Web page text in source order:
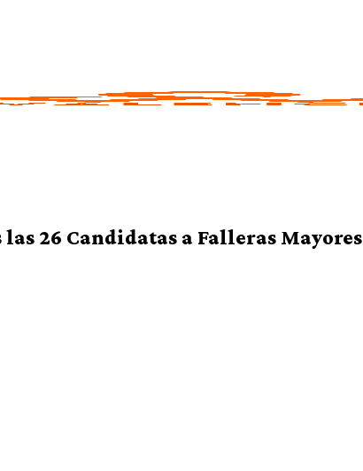
26 Candidatas a Falleras Mayores